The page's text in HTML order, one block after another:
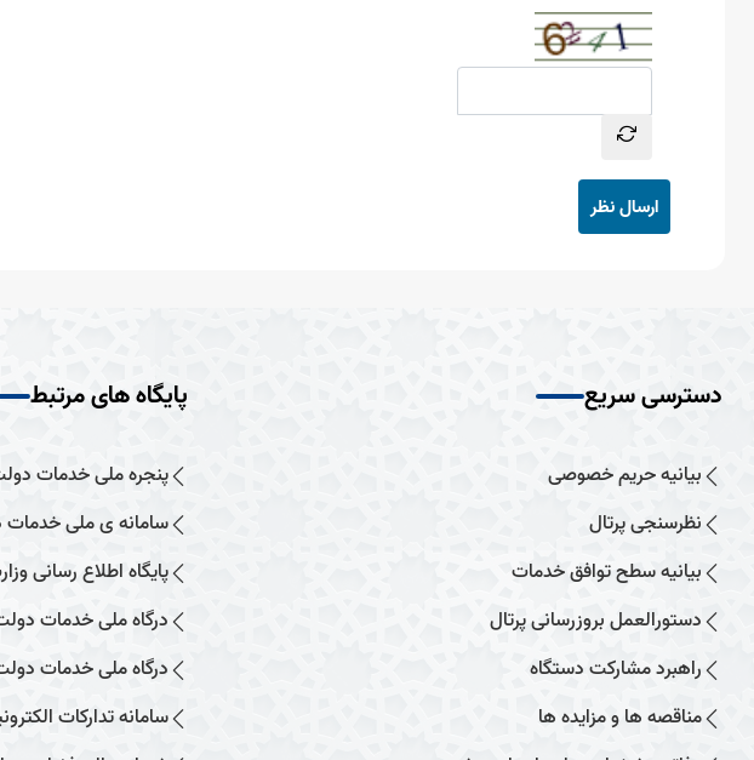
ارسال نظر
دسترسی سریع
بیانیه حریم خصوصی
نظرسنجی پرتال
بیانیه سطح توافق خدمات
دستورالعمل بروزرسانی پرتال
راهبرد مشارکت دستگاه
مناقصه ها و مزایده ها
پایگاه های مرتبط
پنجره ملی خدمات
سامانه ی ملی خدمات
پایگاه اطلاع رسانی
درگاه ملی خدمات
درگاه ملی خدمات
سامانه تدارکات